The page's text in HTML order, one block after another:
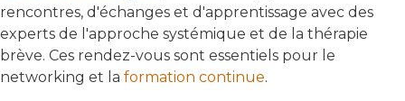
rencontres, d'échanges et d'apprentissage avec des
experts de l'approche systémique et de la thérapie
brève. Ces rendez-vous sont essentiels pour le
networking et la formation continue.